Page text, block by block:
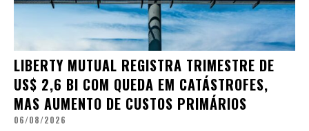
LIBERTY MUTUAL REGISTRA TRIMESTRE DE
US$ 2,6 BI COM QUEDA EM CATÁSTROFES,
MAS AUMENTO DE CUSTOS PRIMÁRIOS
06/08/2026